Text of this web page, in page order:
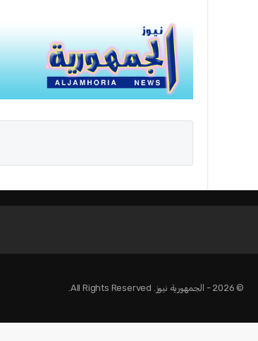
© 2026 - الجمهورية نيوز. All Rights Reserved.